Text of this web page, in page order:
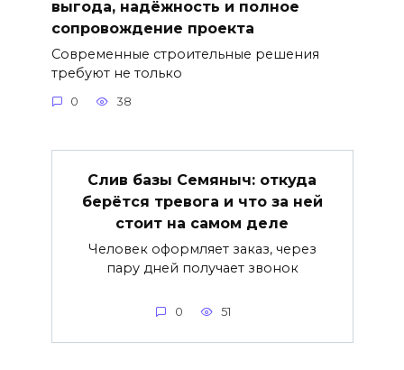
выгода, надёжность и полное
сопровождение проекта
Современные строительные решения
требуют не только
0 38
Слив базы Семяныч: откуда
берётся тревога и что за ней
стоит на самом деле
Человек оформляет заказ, через
пару дней получает звонок
0 51